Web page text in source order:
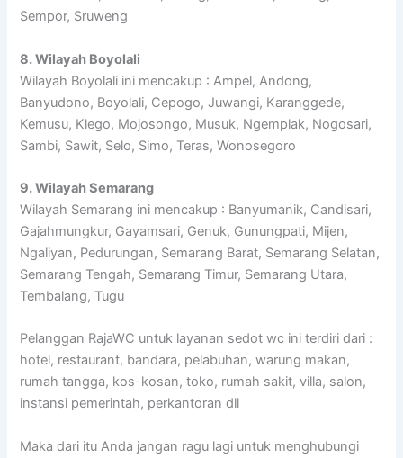
Sempor, Sruweng
8. Wilayah Boyolali
Wilayah Boyolali ini mencakup : Ampel, Andong,
Banyudono, Boyolali, Cepogo, Juwangi, Karanggede,
Kemusu, Klego, Mojosongo, Musuk, Ngemplak, Nogosari,
Sambi, Sawit, Selo, Simo, Teras, Wonosegoro
9. Wilayah Semarang
Wilayah Semarang ini mencakup : Banyumanik, Candisari,
Gajahmungkur, Gayamsari, Genuk, Gunungpati, Mijen,
Ngaliyan, Pedurungan, Semarang Barat, Semarang Selatan,
Semarang Tengah, Semarang Timur, Semarang Utara,
Tembalang, Tugu
Pelanggan RajaWC untuk layanan sedot wc ini terdiri dari :
hotel, restaurant, bandara, pelabuhan, warung makan,
rumah tangga, kos-kosan, toko, rumah sakit, villa, salon,
instansi pemerintah, perkantoran dll
Maka dari itu Anda jangan ragu lagi untuk menghubungi